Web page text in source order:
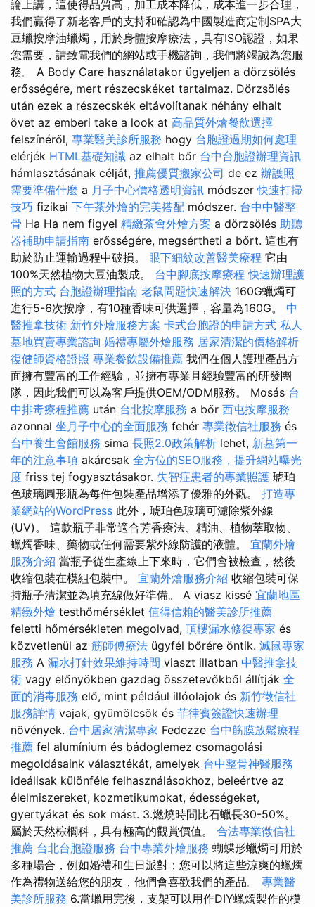
論上講，這使得品質高，加工成本降低，成本進一步合理，
我們贏得了新老客戶的支持和確認為中國製造商定制SPA大
豆蠟按摩油蠟燭，用於身體按摩療法，具有ISO認證，如果
您需要，請致電我們的網站或手機諮詢，我們將竭誠為您服
務。 A Body Care használatakor ügyeljen a dörzsölés
erősségére, mert részecskéket tartalmaz. Dörzsölés
után ezek a részecskék eltávolítanak néhány elhalt
övet az emberi take a look at 高品質外燴餐飲選擇
felszínéről, 專業醫美診所服務 hogy 台胞證過期如何處理
elérjék HTML基礎知識 az elhalt bőr 台中台胞證辦理資訊
hámlasztásának célját, 推薦優質搬家公司 de ez 辦護照
需要準備什麼 a 月子中心價格透明資訊 módszer快速打掃
技巧 fizikai 下午茶外燴的完美搭配 módszer. 台中中醫整
骨 Ha Ha nem figyel 精緻茶會外燴方案 a dörzsölés 助聽
器補助申請指南 erősségére, megsértheti a bőrt. 這也有
助於防止運輸過程中破損。 眼下細紋改善醫美療程 它由
100%天然植物大豆油製成。 台中腳底按摩療程快速辦理護
照的方式 台胞證辦理指南 老鼠問題快速解決 160G蠟燭可
進行5-6次按摩，有10種香味可供選擇，容量為160G。 中
醫推拿技術 新竹外燴服務方案 卡式台胞證的申請方式 私人
墓地買賣專業諮詢 婚禮專屬外燴服務 居家清潔的價格解析
復健師資格證照 專業餐飲設備推薦 我們在個人護理產品方
面擁有豐富的工作經驗，並擁有專業且經驗豐富的研發團
隊，因此我們可以為客戶提供OEM/ODM服務。 Mosás 台
中排毒療程推薦 után 台北按摩服務 a bőr 西屯按摩服務
azonnal 坐月子中心的全面服務 fehér 專業徵信社服務 és
台中養生會館服務 sima 長照2.0政策解析 lehet, 新墓第一
年的注意事項 akárcsak 全方位的SEO服務，提升網站曝光
度 friss tej fogyasztásakor. 失智症患者的專業照護 琥珀
色玻璃圓形瓶為每件包裝產品增添了優雅的外觀。 打造專
業網站的WordPress 此外，琥珀色玻璃可濾除紫外線
(UV)。 這款瓶子非常適合芳香療法、精油、植物萃取物、
蠟燭香味、藥物或任何需要紫外線防護的液體。 宜蘭外燴
服務介紹 當瓶子從生產線上下來時，它們會被檢查，然後
收縮包裝在模組包裝中。 宜蘭外燴服務介紹 收縮包裝可保
持瓶子清潔並為填充線做好準備。 A viasz kissé 宜蘭地區
精緻外燴 testhőmérséklet 值得信賴的醫美診所推薦
feletti hőmérsékleten megolvad, 頂樓漏水修復專家 és
közvetlenül az 筋師傅療法 ügyfél bőrére öntik. 滅鼠專家
服務 A 漏水打針效果維持時間 viaszt illatban 中醫推拿技
術 vagy előnyökben gazdag összetevőkből állítják 全
面的消毒服務 elő, mint például illóolajok és 新竹徵信社
服務詳情 vajak, gyümölcsök és 菲律賓簽證快速辦理
növények. 台中居家清潔專家 Fedezze 台中筋膜放鬆療程
推薦 fel alumínium és bádoglemez csomagolási
megoldásaink választékát, amelyek 台中整骨神醫服務
ideálisak különféle felhasználásokhoz, beleértve az
élelmiszereket, kozmetikumokat, édességeket,
gyertyákat és sok mást. 3.燃燒時間比石蠟長30-50%。
屬於天然棕櫚科，具有極高的觀賞價值。 合法專業徵信社
推薦 台北台胞證服務 台中專業外燴服務 蝴蝶形蠟燭可用於
多種場合，例如婚禮和生日派對；您可以將這些涼爽的蠟燭
作為禮物送給您的朋友，他們會喜歡我們的產品。 專業醫
美診所服務 6.當蠟用完後，支架可以用作DIY蠟燭製作的模